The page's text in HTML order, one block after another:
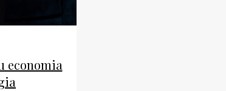
economia